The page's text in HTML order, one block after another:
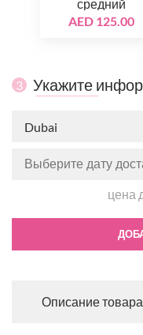
средний
AED 125.00
3 Укажите
Dubai
цена
Описание товара